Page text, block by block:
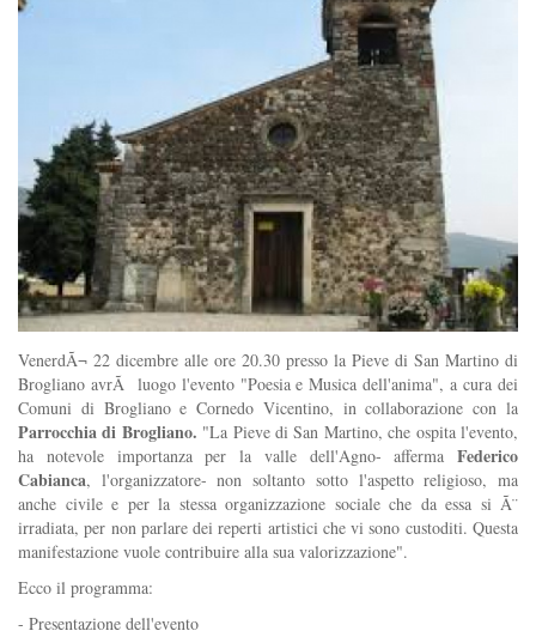
VenerdÃ¬ 22 dicembre alle ore 20.30 presso la Pieve di San Martino di
Brogliano avrÃ luogo l'evento "Poesia e Musica dell'anima", a cura dei
Comuni di Brogliano e Cornedo Vicentino, in collaborazione con la
Parrocchia di Brogliano. "La Pieve di San Martino, che ospita l'evento,
ha notevole importanza per la valle dell'Agno- afferma Federico
Cabianca, l'organizzatore- non soltanto sotto l'aspetto religioso, ma
anche civile e per la stessa organizzazione sociale che da essa si Ã¨
irradiata, per non parlare dei reperti artistici che vi sono custoditi. Questa
manifestazione vuole contribuire alla sua valorizzazione".
Ecco il programma:
- Presentazione dell'evento